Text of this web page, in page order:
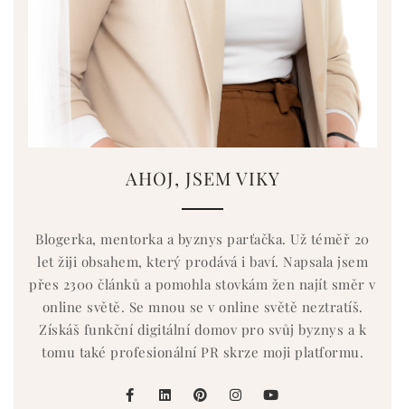
AHOJ, JSEM VIKY
Blogerka, mentorka a byznys parťačka. Už téměř 20
let žiji obsahem, který prodává i baví. Napsala jsem
přes 2300 článků a pomohla stovkám žen najít směr v
online světě. Se mnou se v online světě neztratíš.
Získáš funkční digitální domov pro svůj byznys a k
tomu také profesionální PR skrze moji platformu.